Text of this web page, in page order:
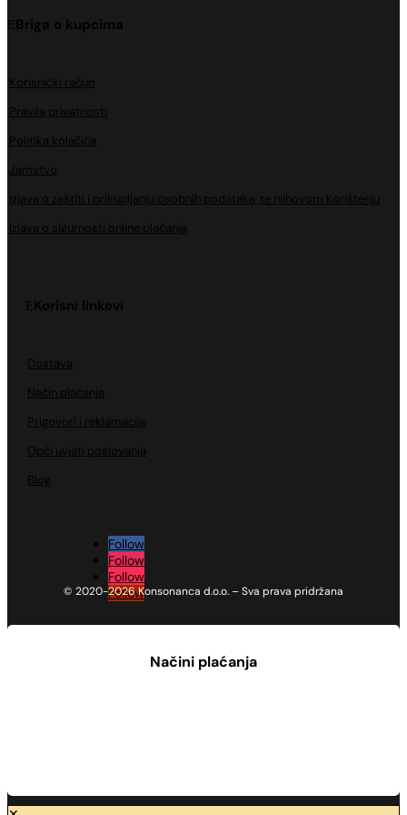
Briga o kupcima
Korisnički račun
Pravila privatnosti
Politika kolačića
Jamstvo
Izjava o zaštiti i prikupljanju osobnih podataka, te njihovom korištenju
Izjava o sigurnosti online plaćanja
Korisni linkovi
Dostava
Način plaćanja
Prigovori i reklamacije
Opći uvjeti poslovanja
Blog
Follow
Follow
Follow
Follow
© 2020-2026 Konsonanca d.o.o. – Sva prava pridržana
Načini plaćanja